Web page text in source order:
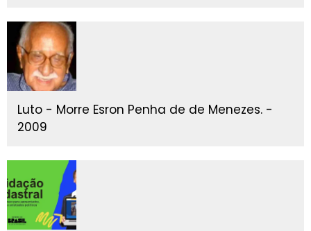
Luto - Morre Esron Penha de de Menezes. -
2009